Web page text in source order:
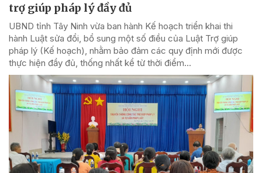
trợ giúp pháp lý đầy đủ
UBND tỉnh Tây Ninh vừa ban hành Kế hoạch triển khai thi
hành Luật sửa đổi, bổ sung một số điều của Luật Trợ giúp
pháp lý (Kế hoạch), nhằm bảo đảm các quy định mới được
thực hiện đầy đủ, thống nhất kể từ thời điểm...